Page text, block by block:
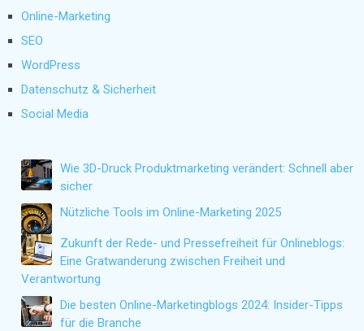
Online-Marketing
SEO
WordPress
Datenschutz & Sicherheit
Social Media
Wie 3D-Druck Produktmarketing verändert: Schnell aber
sicher
Nützliche Tools im Online-Marketing 2025
Zukunft der Rede- und Pressefreiheit für Onlineblogs:
Eine Gratwanderung zwischen Freiheit und
Verantwortung
Die besten Online-Marketingblogs 2024: Insider-Tipps
für die Branche